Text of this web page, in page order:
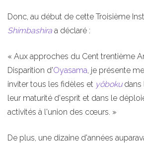
Donc, au début de cette Troisième
Shimbashira a déclaré :
« Aux approches du Cent trentième
Disparition d'Oyasama, je présente
inviter tous les fidèles et yôbokudans
leur maturité d'esprit et dans le
activités à l'union des cœurs. »
De plus, une dizaine d'années